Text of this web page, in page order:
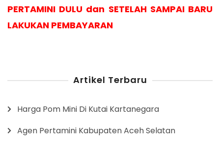
PERTAMINI DULU dan SETELAH SAMPAI BARU
LAKUKAN PEMBAYARAN
Artikel Terbaru
Harga Pom Mini Di Kutai Kartanegara
Agen Pertamini Kabupaten Aceh Selatan